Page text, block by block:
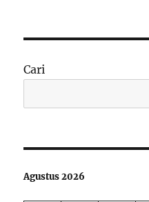
Cari
Agustus 2026